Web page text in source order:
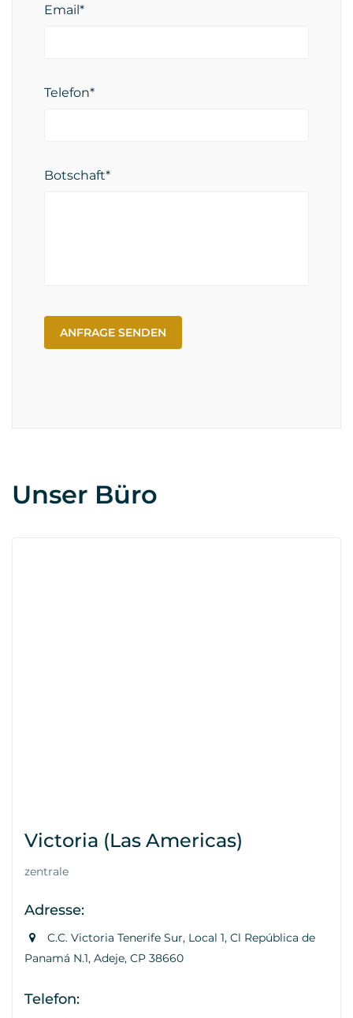
Email*
Telefon*
Botschaft*
Unser Büro
Victoria (Las Americas)
zentrale
Adresse:
C.C. Victoria Tenerife Sur, Local 1, Cl República de
Panamá N.1, Adeje, CP 38660
Telefon: